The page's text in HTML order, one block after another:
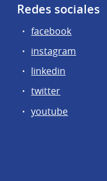
Redes sociales
facebook
instagram
linkedin
twitter
youtube